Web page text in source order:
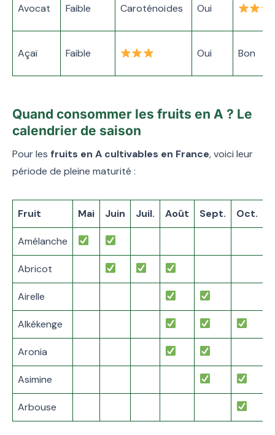
Avocat Faible Caroténoïdes Oui
Açaï Faible Oui Bon
Quand consommer les fruits en A ? Le
calendrier de saison
Pour les fruits en A cultivables en France, voici leur
période de pleine maturité :
Fruit Mai Juin Juil. Août Sept. Oct.
Amélanche
Abricot
Airelle
Alkékenge
Aronia
Asimine
Arbouse